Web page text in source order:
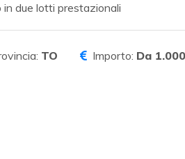
due lotti prestazionali
TO Importo: Da